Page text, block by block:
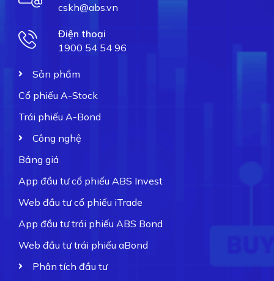
cskh@abs.vn
Điện thoại
1900 54 54 96
Sản phẩm
Cổ phiếu A-Stock
Trái phiếu A-Bond
Công nghệ
Bảng giá
App đầu tư cổ phiếu ABS Invest
Web đầu tư cổ phiếu iTrade
App đầu tư trái phiếu ABS Bond
Web đầu tư trái phiếu aBond
Phân tích đầu tư